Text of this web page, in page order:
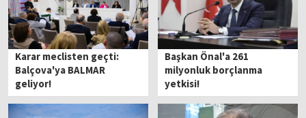
Karar meclisten geçti:
Balçova'ya BALMAR
geliyor!
Başkan Önal'a 261
milyonluk borçlanma
yetkisi!